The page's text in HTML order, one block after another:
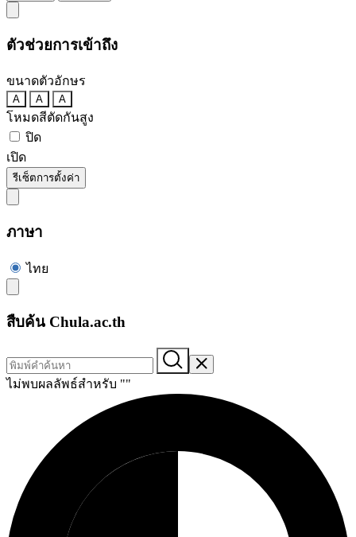
ตัวช่วยการเข้าถึง
ขนาดตัวอักษร
A A A
โหมดสีตัดกันสูง
ปิด
เปิด
รีเซ็ตการตั้งค่า
ภาษา
ไทย
สืบค้น Chula.ac.th
ไม่พบผลลัพธ์สำหรับ ""